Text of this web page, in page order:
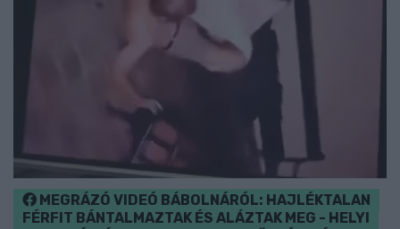
MEGRÁZÓ VIDEÓ BÁBOLNÁRÓL: HAJLÉKTALAN
FÉRFIT BÁNTALMAZTAK ÉS ALÁZTAK MEG - HELYI